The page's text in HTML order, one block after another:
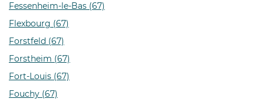
Fessenheim-le-Bas (67)
Flexbourg (67)
Forstfeld (67)
Forstheim (67)
Fort-Louis (67)
Fouchy (67)